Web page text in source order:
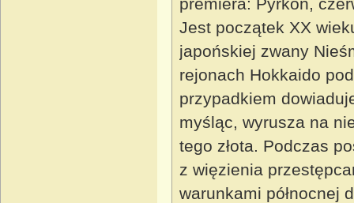
Jest początek XX
japońskiej zwany
rejonach Hokkaido
przypadkiem
myśląc, wyrusza na
tego złota. Podczas
z więzienia
warunkami północnej